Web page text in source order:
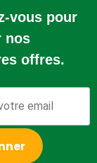
vous pour
nos
offres.